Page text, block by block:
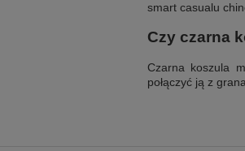
smart casualu
Czy czarna
Czarna koszula
połączyć ją z